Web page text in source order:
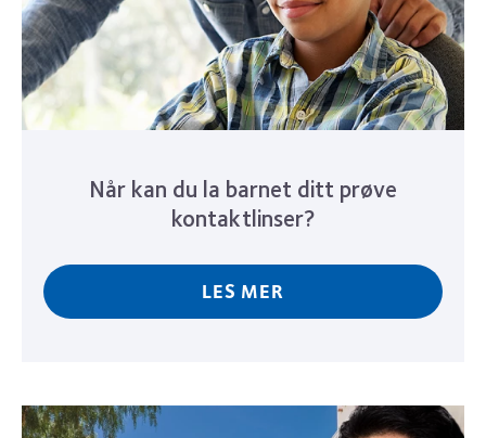
Når kan du la barnet ditt prøve
kontaktlinser?
LES MER